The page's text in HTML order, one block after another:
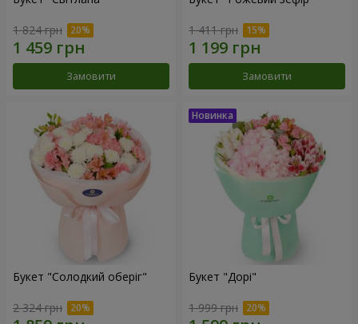
1 824 грн
Замовити
1 411 грн
Замовити
Букет "Солодкий оберіг"
2 324 грн
Букет "Дорі"
1 999 грн